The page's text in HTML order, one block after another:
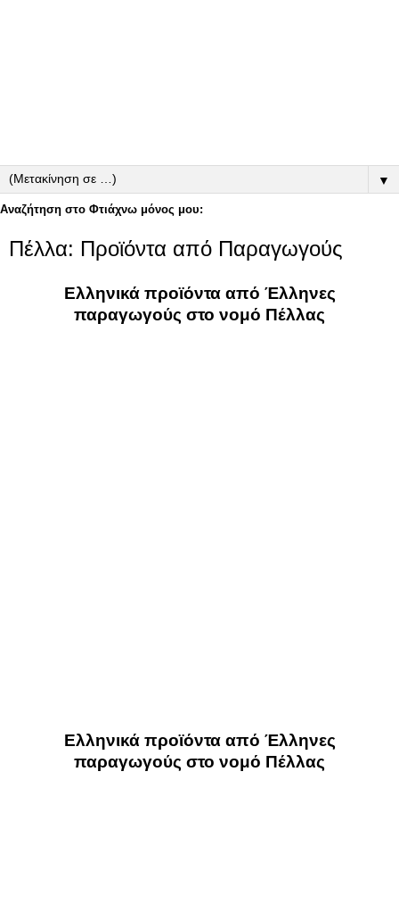
▼
Αναζήτηση στο Φτιάχνω μόνος μου:
Πέλλα: Προϊόντα από Παραγωγούς
Ελληνικά προϊόντα από Έλληνες
παραγωγούς στο νομό Πέλλας
Ελληνικά προϊόντα από Έλληνες
παραγωγούς στο νομό Πέλλας